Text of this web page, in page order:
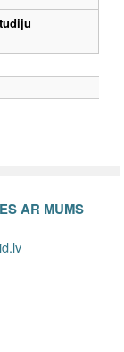
AR MUMS